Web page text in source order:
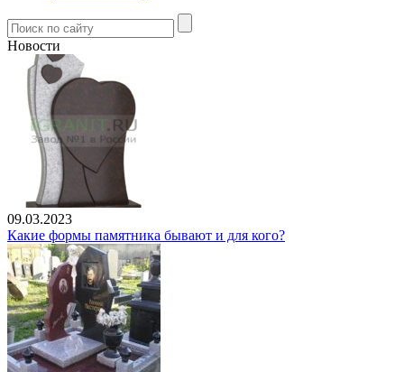
Новости
09.03.2023
Какие формы памятника бывают и для кого?